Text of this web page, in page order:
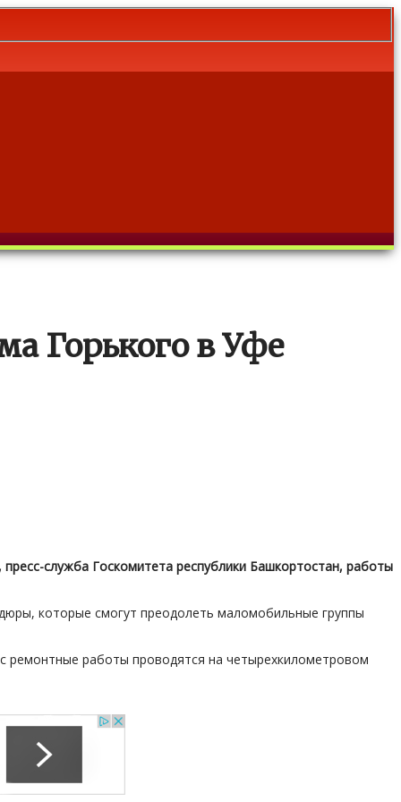
Горького в Уфе
служба Госкомитета республики Башкортостан, работы
которые смогут преодолеть маломобильные группы
ремонтные работы проводятся на четырехкилометровом